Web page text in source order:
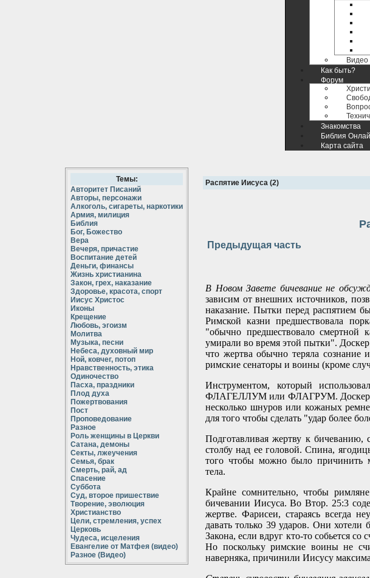
Как быть?
Форум
Знакомства
Библия
Карта сайта
Темы:
Авторитет Писаний
Авторы, персонажи
Алкоголь, сигареты, наркотики
Армия, милиция
Библия
Бог, Божество
Вера
Вечеря, причастие
Воспитание детей
Деньги, финансы
Жизнь христианина
Закон, грех, наказание
Здоровье, красота, спорт
Иисус Христос
Иконы
Крещение
Любовь, эгоизм
Молитва
Музыка, песни
Небеса, духовный мир
Ной, ковчег, потоп
Нравственность, этика
Одиночество
Пасха, праздники
Плод духа
Пожертвования
Пост
Проповедование
Разное
Роль женщины в Церкви
Сатана, демоны
Секты, лжеучения
Семья, брак
Смерть, рай, ад
Спасение
Суббота
Суд, второе пришествие
Творение, эволюция
Христианство
Цели, стремления, успех
Церковь
Чудеса, исцеления
Евангелие от Матфея (видео)
Разное (Видео)
Распятие Иисуса (2)
Предыдущая часть
В Новом Завете бичевание не
зависим от внешних источников,
наказание. Пытки перед распятием
Римской казни предшествовала
"обычно предшествовало
умирали во время этой пытки".
что жертва обычно теряла
римские сенаторы и воины (кроме
Инструментом, который
ФЛАГЕЛЛУМ или ФЛАГРУМ. Доскер
несколько шнуров или кожаных
для того чтобы сделать "удар более
Подготавливая жертву к бичеванию,
столбу над ее головой. Спина,
того чтобы можно было причинить
тела.
Крайне сомнительно, чтобы
бичевании Иисуса. Во Втор. 25:3
жертве. Фарисеи, стараясь всегда
давать только 39 ударов. Они
Закона, если вдруг кто-то собьется
Но поскольку римские воины не
наверняка, причинили Иисусу